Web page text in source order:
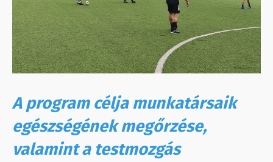
A program célja munkatársaik
egészségének megőrzése,
valamint a testmozgás